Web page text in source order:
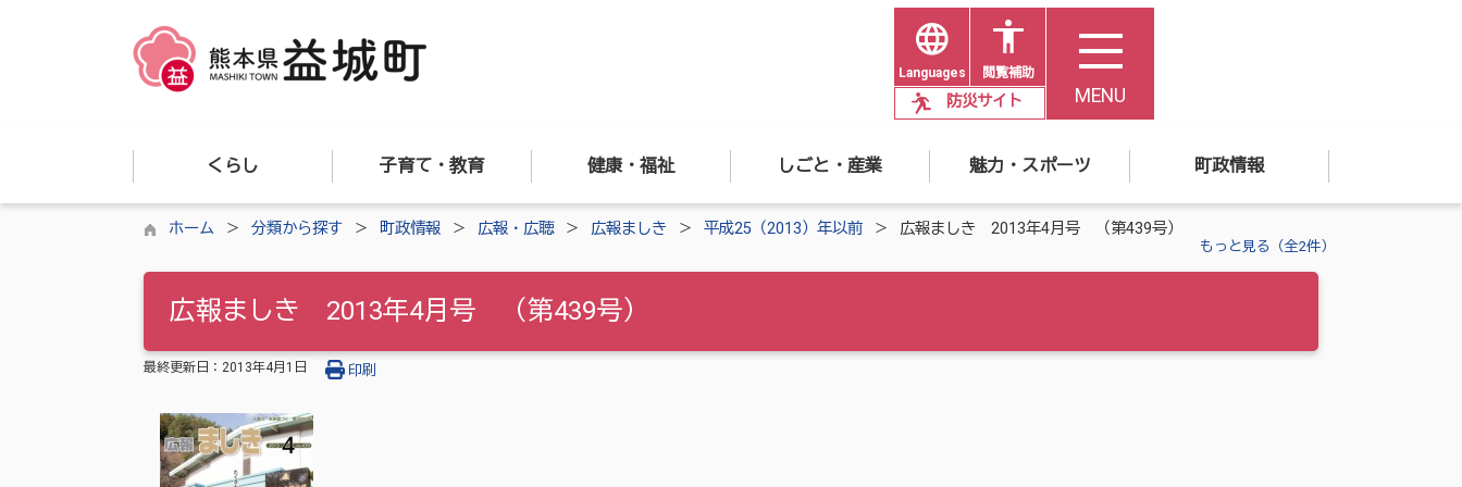
Languages 閲覧補助
防災サイト MENU
くらし 子育て・教育 健康・福祉 しごと・産業 魅力・スポーツ 町政情報
ホーム 分類から探す 町政情報 広報・広聴 広報ましき 平成25（2013）年以前 広報ましき 2013年4月号 （第439号）
もっと見る（全2件）
広報ましき 2013年4月号 （第439号）
最終更新日： 2013年4月1日 印刷